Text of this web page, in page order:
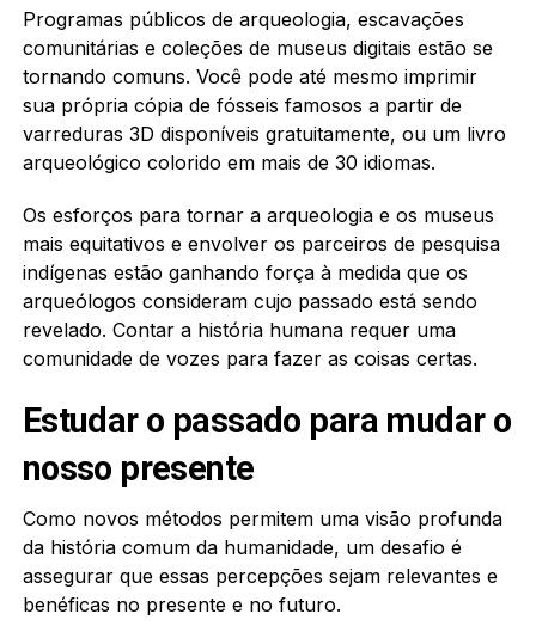
Programas públicos de arqueologia, escavações
comunitárias e coleções de museus digitais estão se
tornando comuns. Você pode até mesmo imprimir
sua própria cópia de fósseis famosos a partir de
varreduras 3D disponíveis gratuitamente, ou um livro
arqueológico colorido em mais de 30 idiomas.
Os esforços para tornar a arqueologia e os museus
mais equitativos e envolver os parceiros de pesquisa
indígenas estão ganhando força à medida que os
arqueólogos consideram cujo passado está sendo
revelado. Contar a história humana requer uma
comunidade de vozes para fazer as coisas certas.
Estudar o passado para mudar o
nosso presente
Como novos métodos permitem uma visão profunda
da história comum da humanidade, um desafio é
assegurar que essas percepções sejam relevantes e
benéficas no presente e no futuro.